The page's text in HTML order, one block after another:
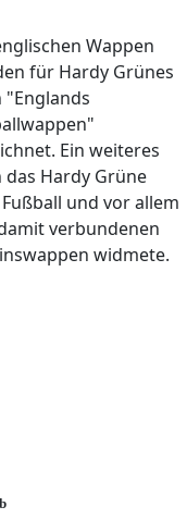
Wappen
für Hardy Grünes
"Englands
Ein weiteres
das Hardy Grüne
und vor allem
verbundenen
widmete.